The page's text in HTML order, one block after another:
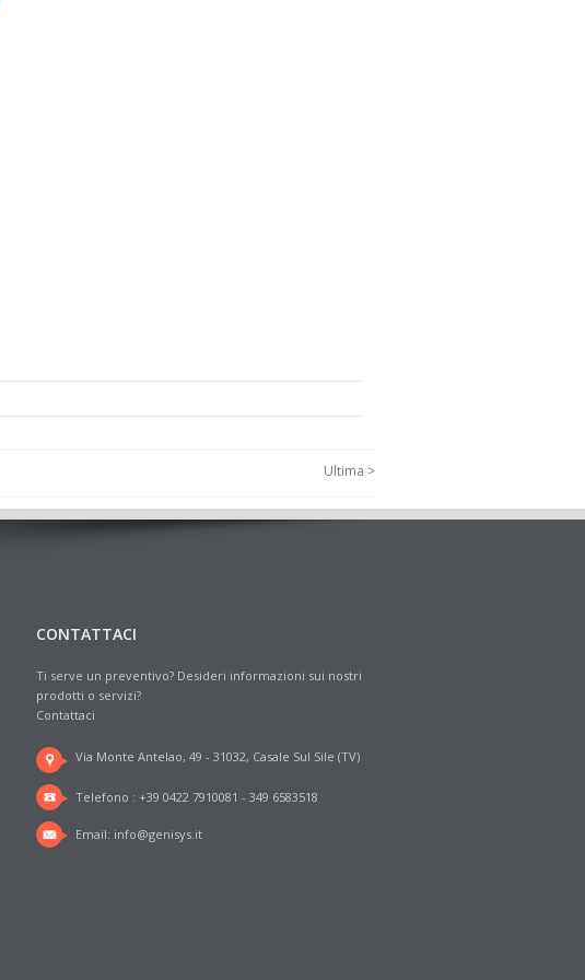
Ultima >
CONTATTACI
Ti serve un preventivo? Desideri informazioni sui nostri
prodotti o servizi?
Contattaci
Via Monte Antelao, 49 - 31032, Casale Sul Sile (TV)
Telefono : +39 0422 7910081 - 349 6583518
Email: info@genisys.it